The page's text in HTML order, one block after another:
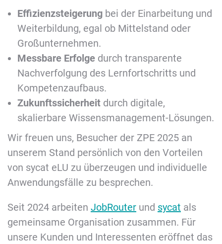
Effizienzsteigerung bei der Einarbeitung und
Weiterbildung, egal ob Mittelstand oder
Großunternehmen.
Messbare Erfolge durch transparente
Nachverfolgung des Lernfortschritts und
Kompetenzaufbaus.
Zukunftssicherheit durch digitale,
skalierbare Wissensmanagement-Lösungen.
Wir freuen uns, Besucher der ZPE 2025 an
unserem Stand persönlich von den Vorteilen
von sycat eLU zu überzeugen und individuelle
Anwendungsfälle zu besprechen.
Seit 2024 arbeiten JobRouter und sycat als
gemeinsame Organisation zusammen. Für
unsere Kunden und Interessenten eröffnet das